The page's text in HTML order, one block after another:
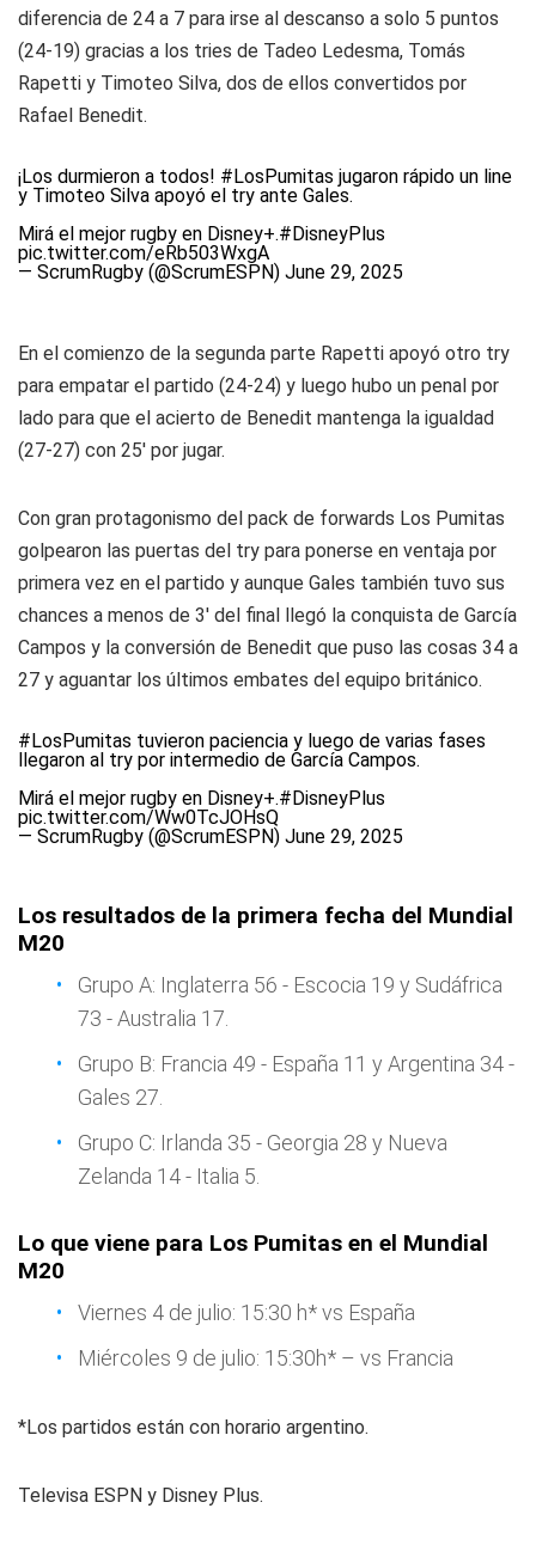
diferencia de 24 a 7 para irse al descanso a solo 5 puntos
(24-19) gracias a los tries de Tadeo Ledesma, Tomás
Rapetti y Timoteo Silva, dos de ellos convertidos por
Rafael Benedit.
¡Los durmieron a todos! #LosPumitas jugaron rápido un line
y Timoteo Silva apoyó el try ante Gales.
Mirá el mejor rugby en Disney+.#DisneyPlus
pic.twitter.com/eRb503WxgA
— ScrumRugby (@ScrumESPN) June 29, 2025
En el comienzo de la segunda parte Rapetti apoyó otro try
para empatar el partido (24-24) y luego hubo un penal por
lado para que el acierto de Benedit mantenga la igualdad
(27-27) con 25' por jugar.
Con gran protagonismo del pack de forwards Los Pumitas
golpearon las puertas del try para ponerse en ventaja por
primera vez en el partido y aunque Gales también tuvo sus
chances a menos de 3' del final llegó la conquista de García
Campos y la conversión de Benedit que puso las cosas 34 a
27 y aguantar los últimos embates del equipo británico.
#LosPumitas tuvieron paciencia y luego de varias fases
llegaron al try por intermedio de García Campos.
Mirá el mejor rugby en Disney+.#DisneyPlus
pic.twitter.com/Ww0TcJOHsQ
— ScrumRugby (@ScrumESPN) June 29, 2025
Los resultados de la primera fecha del Mundial
M20
Grupo A: Inglaterra 56 - Escocia 19 y Sudáfrica
73 - Australia 17.
Grupo B: Francia 49 - España 11 y Argentina 34 -
Gales 27.
Grupo C: Irlanda 35 - Georgia 28 y Nueva
Zelanda 14 - Italia 5.
Lo que viene para Los Pumitas en el Mundial
M20
Viernes 4 de julio: 15:30 h* vs España
Miércoles 9 de julio: 15:30h* – vs Francia
*Los partidos están con horario argentino.
Televisa ESPN y Disney Plus.